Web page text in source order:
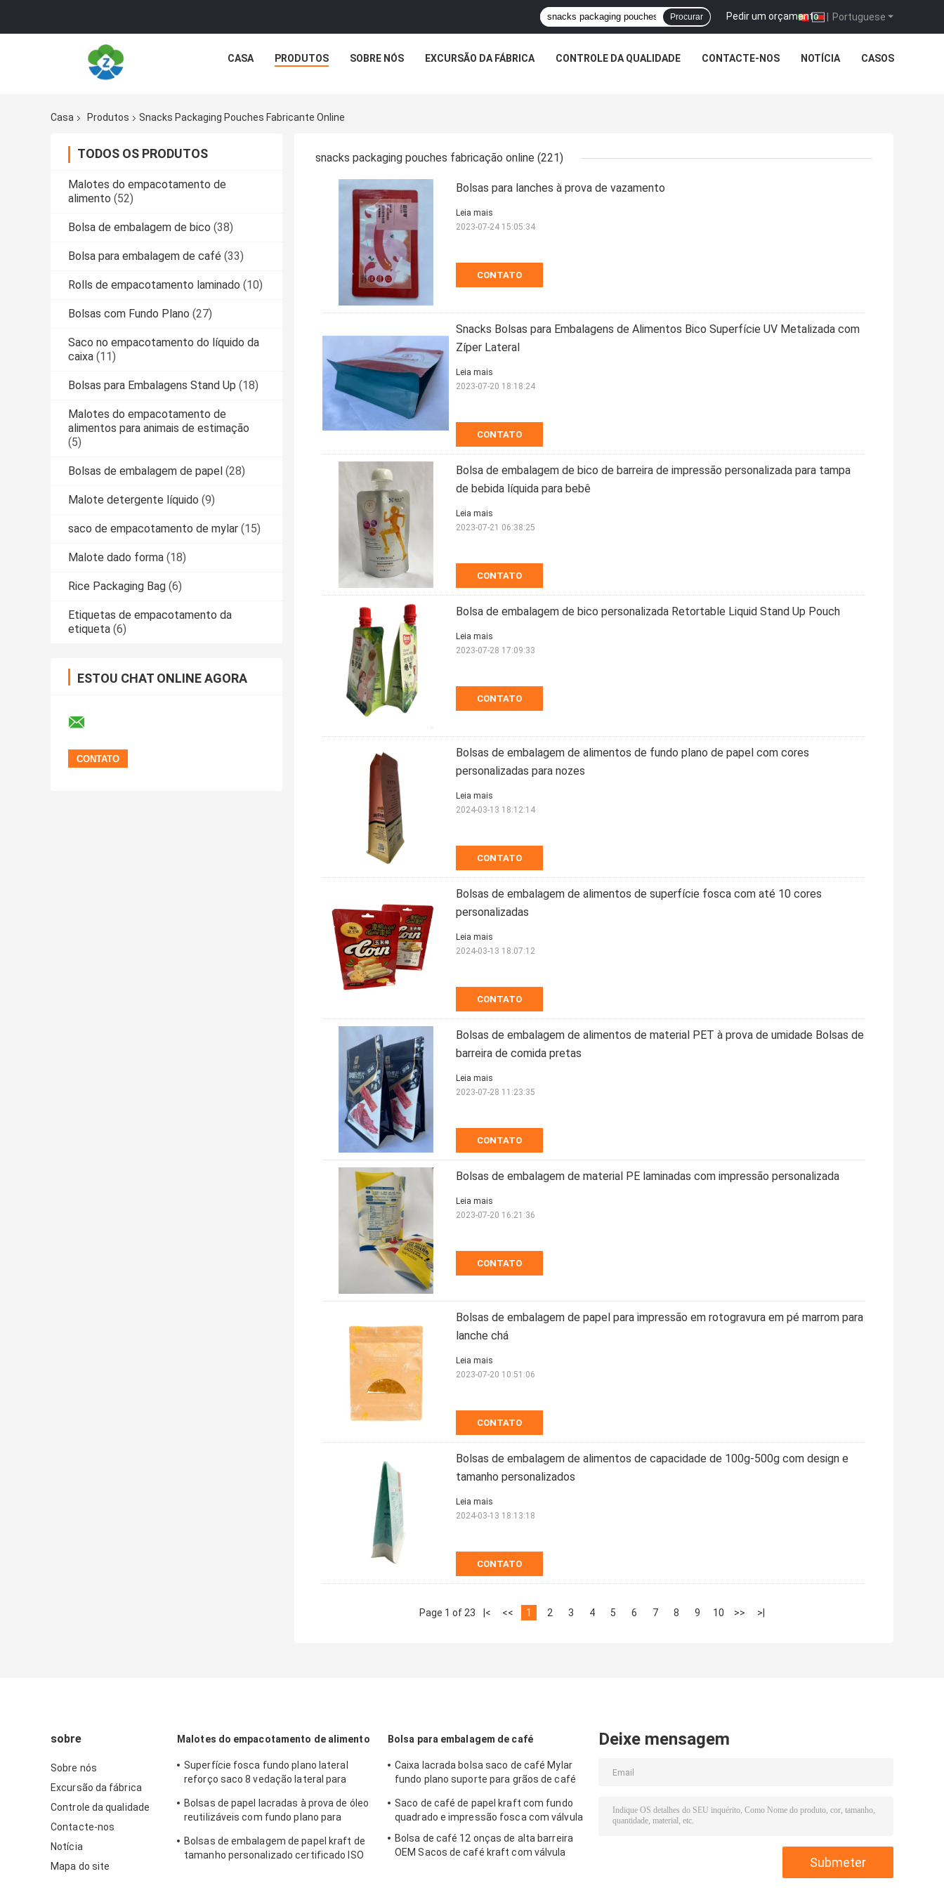
Portuguese
Pedir um orçamento |
Procurar
CASA PRODUTOS SOBRE NÓS EXCURSÃO DA FÁBRICA CONTROLE DA QUALIDADE CONTACTE-NOS NOTÍCIA CASOS
Casa Produtos Snacks Packaging Pouches Fabricante Online
TODOS OS PRODUTOS
Malotes do empacotamento de
alimento (52)
Bolsa de embalagem de bico (38)
Bolsa para embalagem de café (33)
Rolls de empacotamento laminado (10)
Bolsas com Fundo Plano (27)
Saco no empacotamento do líquido da
caixa (11)
Bolsas para Embalagens Stand Up (18)
Malotes do empacotamento de
alimentos para animais de estimação
(5)
Bolsas de embalagem de papel (28)
Malote detergente líquido (9)
saco de empacotamento de mylar (15)
Malote dado forma (18)
Rice Packaging Bag (6)
Etiquetas de empacotamento da
etiqueta (6)
ESTOU CHAT ONLINE AGORA
snacks packaging pouches fabricação online (221)
Bolsas para lanches à prova de vazamento
CONTATO
Leia mais
2023-07-24 15:05:34
Snacks Bolsas para Embalagens de Alimentos Bico Superfície UV Metalizada com
Zíper Lateral
CONTATO
Leia mais
2023-07-20 18:18:24
Bolsa de embalagem de bico de barreira de impressão personalizada para tampa
de bebida líquida para bebê
CONTATO
Leia mais
2023-07-21 06:38:25
Bolsa de embalagem de bico personalizada Retortable Liquid Stand Up Pouch
CONTATO
Leia mais
2023-07-28 17:09:33
Bolsas de embalagem de alimentos de fundo plano de papel com cores
personalizadas para nozes
CONTATO
Leia mais
2024-03-13 18:12:14
Bolsas de embalagem de alimentos de superfície fosca com até 10 cores
personalizadas
CONTATO
Leia mais
2024-03-13 18:07:12
Bolsas de embalagem de alimentos de material PET à prova de umidade Bolsas de
barreira de comida pretas
CONTATO
Leia mais
2023-07-28 11:23:35
Bolsas de embalagem de material PE laminadas com impressão personalizada
CONTATO
Leia mais
2023-07-20 16:21:36
Bolsas de embalagem de papel para impressão em rotogravura em pé marrom para
lanche chá
CONTATO
Leia mais
2023-07-20 10:51:06
Bolsas de embalagem de alimentos de capacidade de 100g-500g com design e
tamanho personalizados
CONTATO
Leia mais
2024-03-13 18:13:18
Page 1 of 23 |< << 1 2 3 4 5 6 7 8 9 10 >> >|
sobre
Sobre nós
Excursão da fábrica
Controle da qualidade
Contacte-nos
Notícia
Mapa do site
Malotes do empacotamento de alimento
Superfície fosca fundo plano lateral
reforço saco 8 vedação lateral para
Bolsas de papel lacradas à prova de óleo
reutilizáveis ​​com fundo plano para
Bolsas de embalagem de papel kraft de
tamanho personalizado certificado ISO
Bolsa para embalagem de café
Caixa lacrada bolsa saco de café Mylar
fundo plano suporte para grãos de café
Saco de café de papel kraft com fundo
quadrado e impressão fosca com válvula
Bolsa de café 12 onças de alta barreira
OEM Sacos de café kraft com válvula
Deixe mensagem